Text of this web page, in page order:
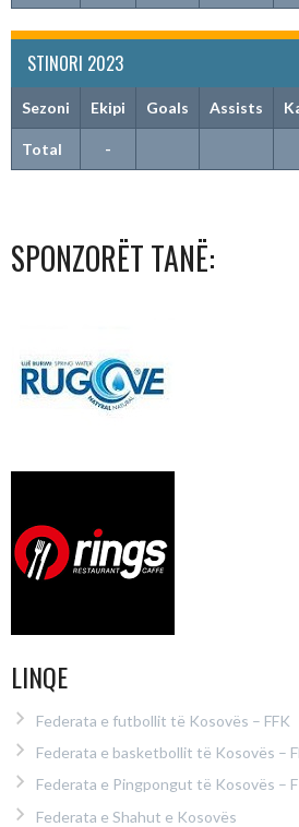
STINORI 2023
Sezoni Ekipi Goals Assists
Total -
SPONZORËT TANË:
LINQE
Federata e futbollit të Kosovës – FFK
Federata e basketbollit të Kosovës –
Federata e Pingpongut të Kosovës –
Federata e Shahut e Kosovës